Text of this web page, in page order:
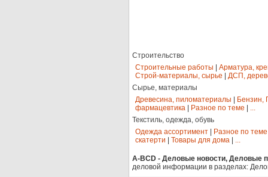
Строительство
Строительные работы
Арматура,
Строй-материалы, сырье
ДСП,
Сырье, материалы
Древесина, пиломатериалы
Бензин,
фармацевтика
Разное по теме
...
Текстиль, одежда, обувь
Одежда ассортимент
Разное по теме
скатерти
Товары для дома ...
A-BCD - Деловые новости, Деловые
деловой информации в разделах: